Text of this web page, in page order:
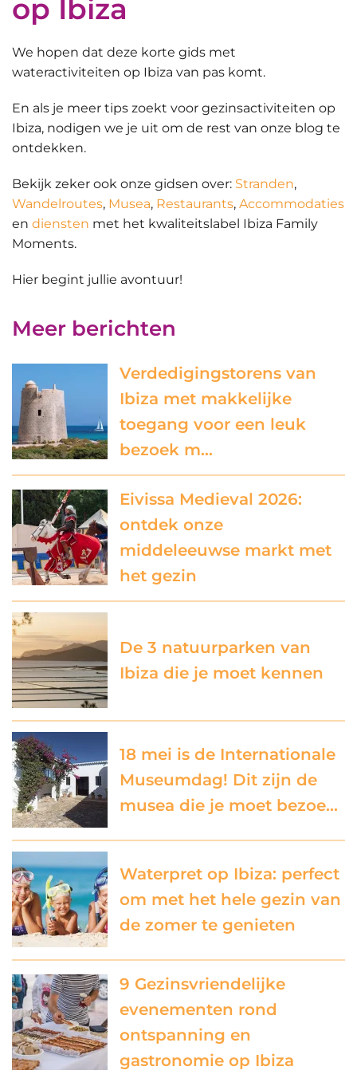
op Ibiza
We hopen dat deze korte gids met
wateractiviteiten op Ibiza van pas komt.
En als je meer tips zoekt voor gezinsactiviteiten op
Ibiza, nodigen we je uit om de rest van onze blog te
ontdekken.
Bekijk zeker ook onze gidsen over: Stranden,
Wandelroutes, Musea, Restaurants, Accommodaties
en diensten met het kwaliteitslabel Ibiza Family
Moments.
Hier begint jullie avontuur!
Meer berichten
Verdedigingstorens van
Ibiza met makkelijke
toegang voor een leuk
bezoek m…
Eivissa Medieval 2026:
ontdek onze
middeleeuwse markt met
het gezin
De 3 natuurparken van
Ibiza die je moet kennen
18 mei is de Internationale
Museumdag! Dit zijn de
musea die je moet bezoe…
Waterpret op Ibiza: perfect
om met het hele gezin van
de zomer te genieten
9 Gezinsvriendelijke
evenementen rond
ontspanning en
gastronomie op Ibiza